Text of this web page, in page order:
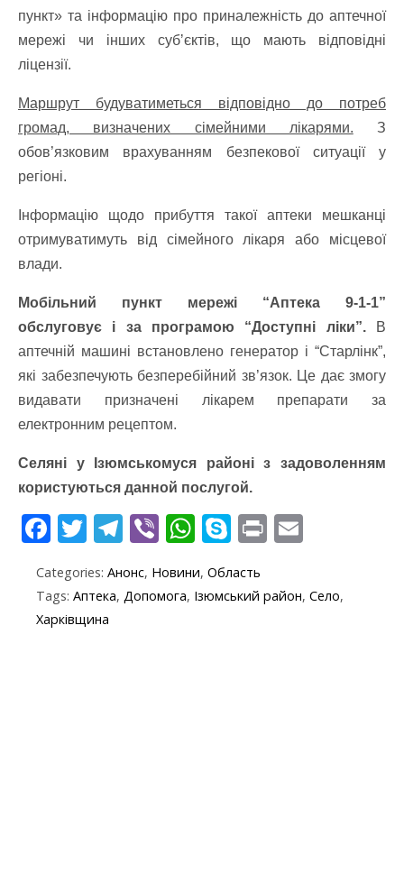
пункт» та інформацію про приналежність до аптечної
мережі чи інших субʼєктів, що мають відповідні
ліцензії.
Маршрут будуватиметься відповідно до потреб
громад, визначених сімейними лікарями. З
обов’язковим врахуванням безпекової ситуації у
регіоні.
Інформацію щодо прибуття такої аптеки мешканці
отримуватимуть від сімейного лікаря або місцевої
влади.
Мобільний пункт мережі “Аптека 9-1-1”
обслуговує і за програмою “Доступні ліки”.В
аптечній машині встановлено генератор і “Старлінк”,
які забезпечують безперебійний зв’язок. Це дає змогу
видавати призначені лікарем препарати за
електронним рецептом.
Селяні у Ізюмськомуся районі з задоволенням
користуються данной послугой.
F
e
b
T
itt
er
T
e
gr
Vi
er
W
at
S
y
Pr
t ai
l
Categories: Анонс, Новини, Область
Tags: Аптека, Допомога, Ізюмський район, Село,
Харківщина